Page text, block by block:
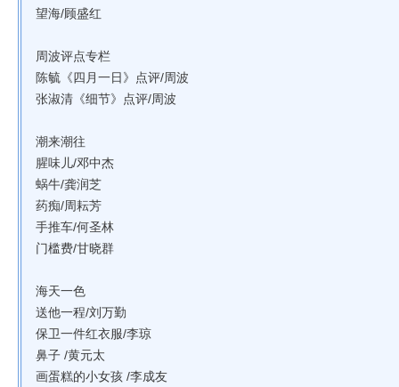
望海/顾盛红
周波评点专栏
陈毓《四月一日》点评/周波
张淑清《细节》点评/周波
潮来潮往
腥味儿/邓中杰
蜗牛/龚润芝
药痴/周耘芳
手推车/何圣林
门槛费/甘晓群
海天一色
送他一程/刘万勤
保卫一件红衣服/李琼
鼻子 /黄元太
画蛋糕的小女孩 /李成友